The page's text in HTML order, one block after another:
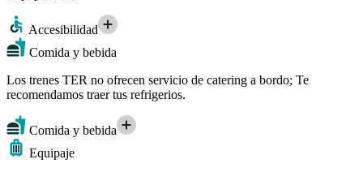
Accesibilidad
Comida y bebida
Los trenes TER no ofrecen servicio de catering a bordo; Te
recomendamos traer tus refrigerios.
Comida y bebida
Equipaje